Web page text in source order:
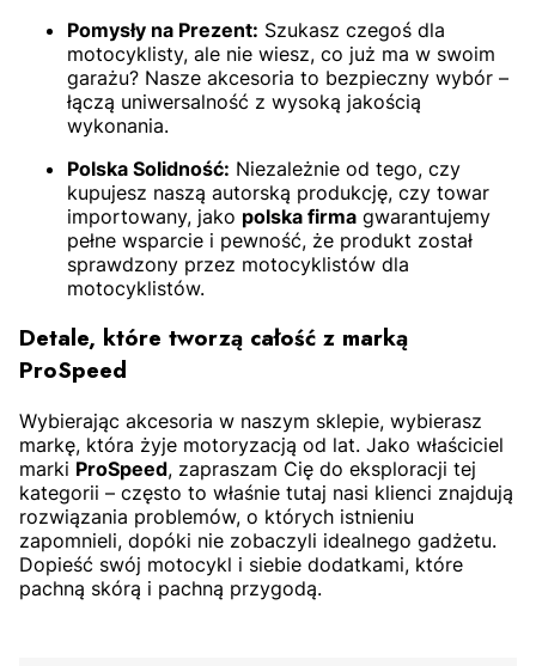
Pomysły na Prezent: Szukasz czegoś dla
motocyklisty, ale nie wiesz, co już ma w swoim
garażu? Nasze akcesoria to bezpieczny wybór –
łączą uniwersalność z wysoką jakością
wykonania.
Polska Solidność: Niezależnie od tego, czy
kupujesz naszą autorską produkcję, czy towar
importowany, jako polska firma gwarantujemy
pełne wsparcie i pewność, że produkt został
sprawdzony przez motocyklistów dla
motocyklistów.
Detale, które tworzą całość z marką
ProSpeed
Wybierając akcesoria w naszym sklepie, wybierasz
markę, która żyje motoryzacją od lat. Jako właściciel
marki ProSpeed, zapraszam Cię do eksploracji tej
kategorii – często to właśnie tutaj nasi klienci znajdują
rozwiązania problemów, o których istnieniu
zapomnieli, dopóki nie zobaczyli idealnego gadżetu.
Dopieść swój motocykl i siebie dodatkami, które
pachną skórą i pachną przygodą.